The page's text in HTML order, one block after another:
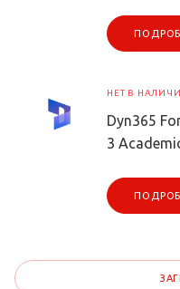
НЕТ В
Dyn365
3